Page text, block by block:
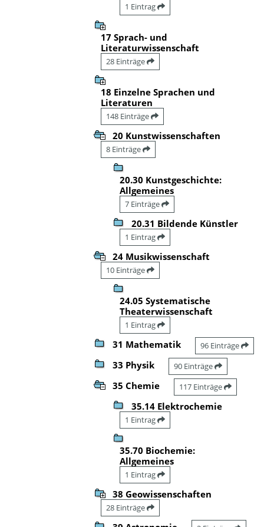
1 Eintrag
17 Sprach- und
Literaturwissenschaft
28 Einträge
18 Einzelne Sprachen und
Literaturen
148 Einträge
20 Kunstwissenschaften
8 Einträge
20.30 Kunstgeschichte:
Allgemeines
7 Einträge
20.31 Bildende Künstler
1 Eintrag
24 Musikwissenschaft
10 Einträge
24.05 Systematische
Theaterwissenschaft
1 Eintrag
31 Mathematik 96 Einträge
33 Physik 90 Einträge
35 Chemie 117 Einträge
35.14 Elektrochemie
1 Eintrag
35.70 Biochemie:
Allgemeines
1 Eintrag
38 Geowissenschaften
28 Einträge